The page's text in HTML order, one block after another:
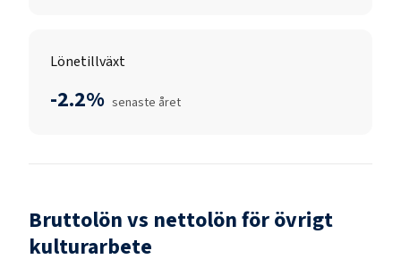
Lönetillväxt
-2.2% senaste året
Bruttolön vs nettolön förövrigt
kulturarbete